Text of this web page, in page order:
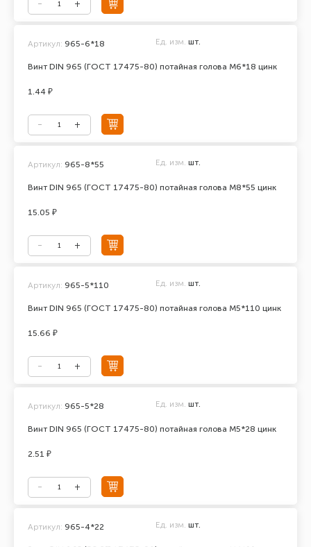
Винт DIN 965 (ГОСТ 17475-80) потайная голова М6*18 цинк
Артикул: 965-6*18 Ед. изм. шт.
1.44 ₽
Винт DIN 965 (ГОСТ 17475-80) потайная голова М8*55 цинк
Артикул: 965-8*55 Ед. изм. шт.
15.05 ₽
Винт DIN 965 (ГОСТ 17475-80) потайная голова М5*110 цинк
Артикул: 965-5*110 Ед. изм. шт.
15.66 ₽
Винт DIN 965 (ГОСТ 17475-80) потайная голова М5*28 цинк
Артикул: 965-5*28 Ед. изм. шт.
2.51 ₽
Артикул: 965-4*22 Ед. изм. шт.